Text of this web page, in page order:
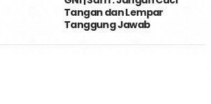
Tangan dan Lempar
Tanggung Jawab